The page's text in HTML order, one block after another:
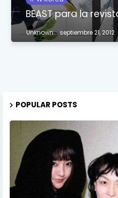
BEAST para la
Unknown septiembre 21, 2012
POPULAR POSTS